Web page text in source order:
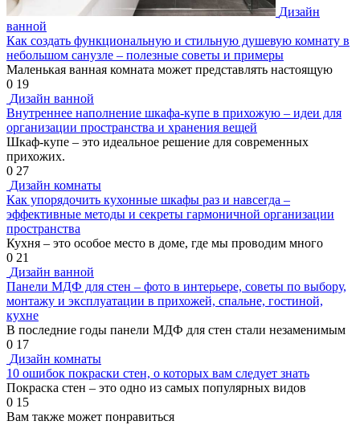
Дизайн
ванной
Как создать функциональную и стильную душевую комнату в
небольшом санузле – полезные советы и примеры
Маленькая ванная комната может представлять настоящую
0 19
Дизайн ванной
Внутреннее наполнение шкафа-купе в прихожую – идеи для
организации пространства и хранения вещей
Шкаф-купе – это идеальное решение для современных
прихожих.
0 27
Дизайн комнаты
Как упорядочить кухонные шкафы раз и навсегда –
эффективные методы и секреты гармоничной организации
пространства
Кухня – это особое место в доме, где мы проводим много
0 21
Дизайн ванной
Панели МДФ для стен – фото в интерьере, советы по выбору,
монтажу и эксплуатации в прихожей, спальне, гостиной,
кухне
В последние годы панели МДФ для стен стали незаменимым
0 17
Дизайн комнаты
10 ошибок покраски стен, о которых вам следует знать
Покраска стен – это одно из самых популярных видов
0 15
Вам также может понравиться